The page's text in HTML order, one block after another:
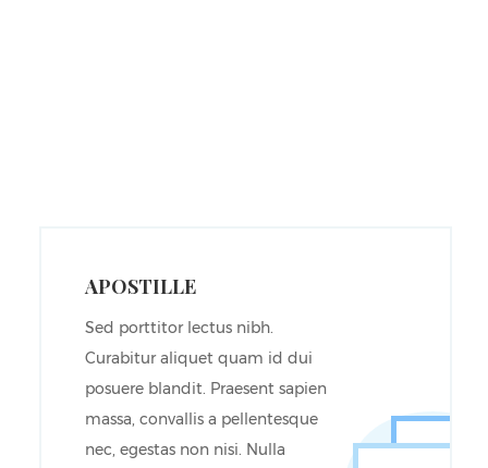
APOSTILLE
Sed porttitor lectus nibh.
Curabitur aliquet quam id dui
posuere blandit. Praesent sapien
massa, convallis a pellentesque
nec, egestas non nisi. Nulla